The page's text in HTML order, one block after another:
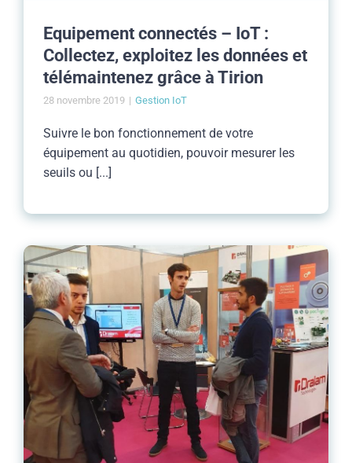
Equipement connectés – IoT :
Collectez, exploitez les données et
télémaintenez grâce à Tirion
28 novembre 2019 | Gestion IoT
Suivre le bon fonctionnement de votre
équipement au quotidien, pouvoir mesurer les
seuils ou [...]